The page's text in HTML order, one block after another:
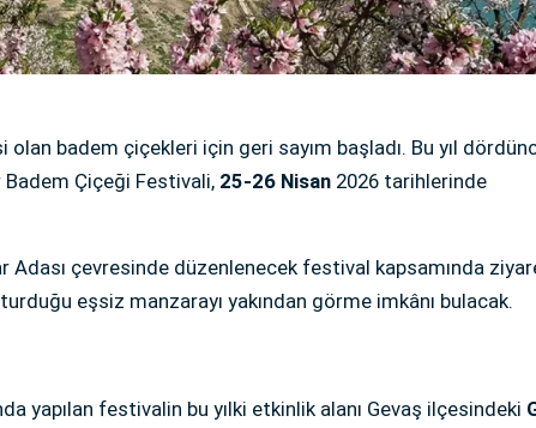
olan badem çiçekleri için geri sayım başladı. Bu yıl
Çiçeği Festivali, 25-26 Nisan 2026 tarihlerinde
Adası çevresinde düzenlenecek festival kapsamında
eşsiz manzarayı yakından görme imkânı bulacak.
yapılan festivalin bu yılki etkinlik alanı Gevaş ilçesindeki